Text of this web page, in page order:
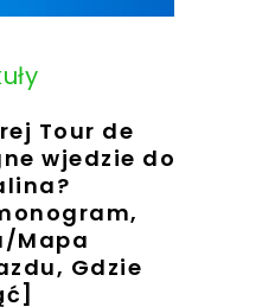
Tour de
wjedzie do
Mapa
Gdzie